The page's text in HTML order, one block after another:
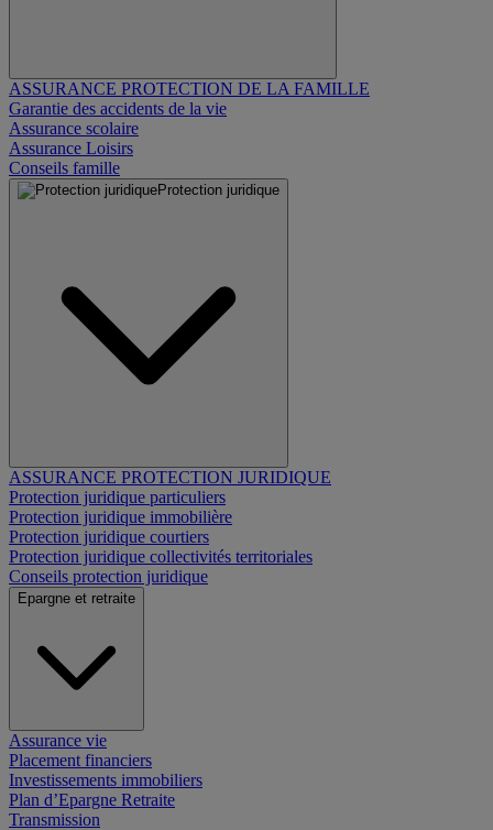
ASSURANCE PROTECTION DE LA FAMILLE
Garantie des accidents de la vie
Assurance scolaire
Assurance Loisirs
Conseils famille
Protection juridique
ASSURANCE PROTECTION JURIDIQUE
Protection juridique particuliers
Protection juridique immobilière
Protection juridique courtiers
Protection juridique collectivités territoriales
Conseils protection juridique
Epargne et retraite
Assurance vie
Placement financiers
Investissements immobiliers
Plan d’Epargne Retraite
Transmission